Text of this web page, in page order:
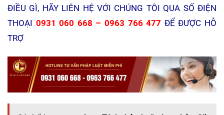
ĐIỀU GÌ, HÃY LIÊN HỆ VỚI CHÚNG TÔI QUA SỐ ĐIỆN
THOẠI 0931 060 668 – 0963 766 477 ĐỂ ĐƯỢC HỖ
TRỢ